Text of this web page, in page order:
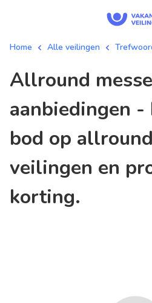
Home Alle veilingen
allround messen /
aanbiedingen -
bod op
veilingen en
korting.